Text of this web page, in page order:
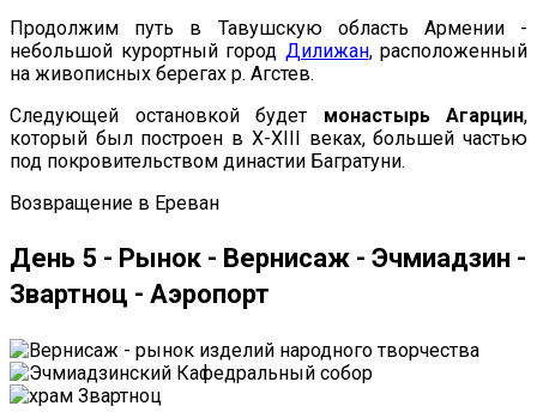
Продолжим путь в Тавушскую область Армении -
небольшой курортный город Дилижан, расположенный
на живописных берегах р. Агстев.
Следующей остановкой будет монастырь Агарцин,
который был построен в X-XIII веках, большей частью
под покровительством династии Багратуни.
Возвращение в Ереван
День 5 - Рынок - Вернисаж - Эчмиадзин -
Звартноц - Аэропорт